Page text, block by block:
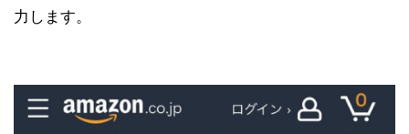
力します。